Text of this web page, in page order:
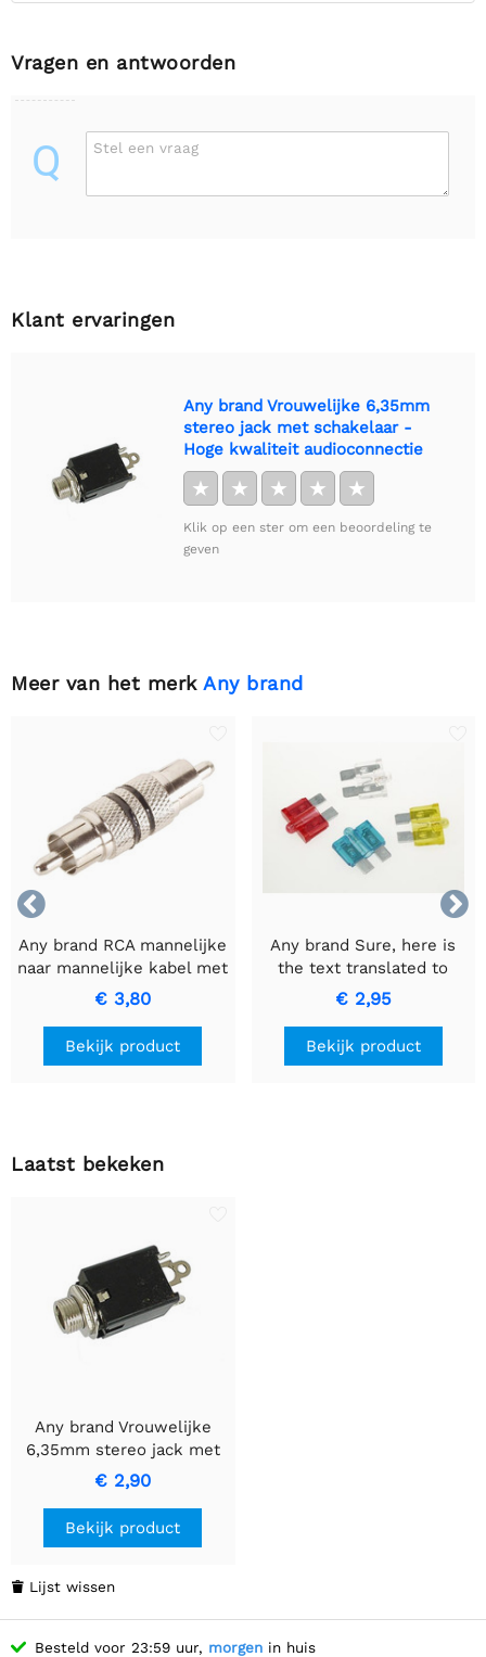
Vragen en antwoorden
Q Stel een vraag
Klant ervaringen
Any brand Vrouwelijke 6,35mm
stereo jack met schakelaar -
Hoge kwaliteit audioconnectie
★ ★ ★ ★ ★
Klik op een ster om een beoordeling te
geven
Meer van het merk Any brand


Any brand RCA mannelijke
naar mannelijke kabel met
zwarte ring voor
hoogwaardige
signaaloverdracht
€ 3,80
Bekijk product
Any brand Sure, here is
the text translated to
Dutch while keeping it
informal: AUTOZEKERING
MET CONTROLELAMPJE -
15A Blauwe Zekering.
€ 2,95
Bekijk product
Laatst bekeken
Any brand Vrouwelijke
6,35mm stereo jack met
schakelaar - Hoge
kwaliteit audioconnectie
€ 2,90
Bekijk product
 Lijst wissen
Besteld voor 23:59 uur, morgen in huis